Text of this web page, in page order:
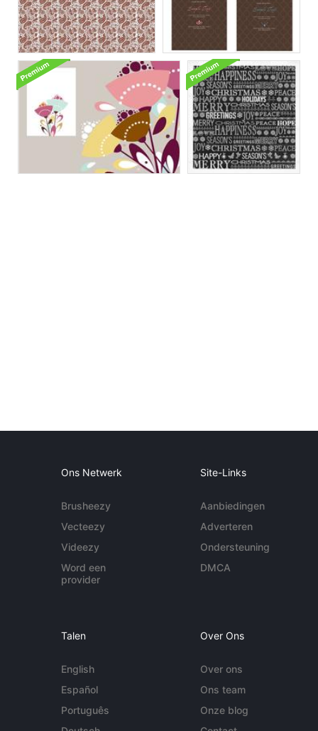
Ons Netwerk
Brusheezy
Vecteezy
Videezy
Word een
provider
Site-Links
Aanbiedingen
Adverteren
Ondersteuning
DMCA
Talen
English
Español
Português
Over Ons
Over ons
Ons team
Onze blog